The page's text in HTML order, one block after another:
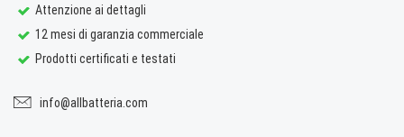
Attenzione ai dettagli
12 mesi di garanzia commerciale
Prodotti certificati e testati
info@allbatteria.com